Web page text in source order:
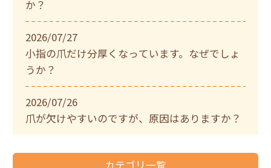
か？
2026/07/27
小指の爪だけ分厚くなっています。なぜでしょ
うか？
2026/07/26
爪が欠けやすいのですが、原因はありますか？